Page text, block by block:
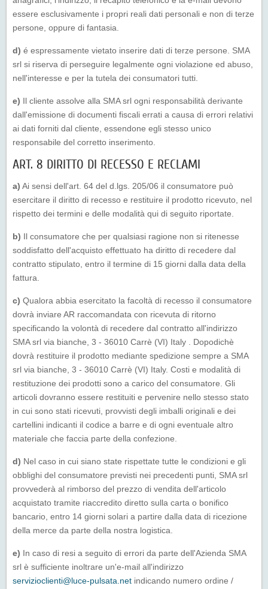
essere esclusivamente i propri reali dati personali e non di terze
persone, oppure di fantasia.
d) é espressamente vietato inserire dati di terze persone. SMA
srl si riserva di perseguire legalmente ogni violazione ed abuso,
nell'interesse e per la tutela dei consumatori tutti.
e) Il cliente assolve alla SMA srl ogni responsabilità derivante
dall'emissione di documenti fiscali errati a causa di errori relativi
ai dati forniti dal cliente, essendone egli stesso unico
responsabile del corretto inserimento.
ART. 8 DIRITTO DI RECESSO E RECLAMI
a) Ai sensi dell'art. 64 del d.lgs. 205/06 il consumatore può
esercitare il diritto di recesso e restituire il prodotto ricevuto, nel
rispetto dei termini e delle modalità qui di seguito riportate.
b) Il consumatore che per qualsiasi ragione non si ritenesse
soddisfatto dell'acquisto effettuato ha diritto di recedere dal
contratto stipulato, entro il termine di 15 giorni dalla data della
fattura.
c) Qualora abbia esercitato la facoltà di recesso il consumatore
dovrà inviare AR raccomandata con ricevuta di ritorno
specificando la volontà di recedere dal contratto all'indirizzo
SMA srl via bianche, 3 - 36010 Carrè (VI) Italy . Dopodichè
dovrà restituire il prodotto mediante spedizione sempre a SMA
srl via bianche, 3 - 36010 Carrè (VI) Italy. Costi e modalità di
restituzione dei prodotti sono a carico del consumatore. Gli
articoli dovranno essere restituiti e pervenire nello stesso stato
in cui sono stati ricevuti, provvisti degli imballi originali e dei
cartellini indicanti il codice a barre e di ogni eventuale altro
materiale che faccia parte della confezione.
d) Nel caso in cui siano state rispettate tutte le condizioni e gli
obblighi del consumatore previsti nei precedenti punti, SMA srl
provvederà al rimborso del prezzo di vendita dell'articolo
acquistato tramite riaccredito diretto sulla carta o bonifico
bancario, entro 14 giorni solari a partire dalla data di ricezione
della merce da parte della nostra logistica.
e) In caso di resi a seguito di errori da parte dell'Azienda SMA
srl è sufficiente inoltrare un'e-mail all'indirizzo
servizioclienti@luce-pulsata.net indicando numero ordine /